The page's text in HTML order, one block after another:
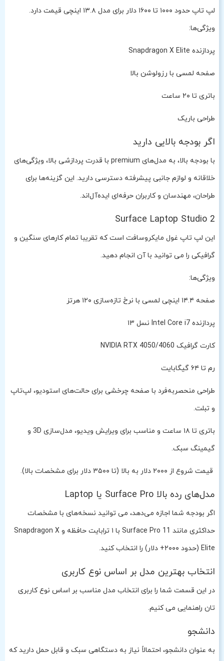
لپ تاپ حدود ۱۰۰۰ تا ۱۶۰۰ دلار برای مدل ۱۳.۸ اینچی قیمت دارد.
ویژگی‌ها:
پردازنده Snapdragon X Elite
صفحه لمسی با رزولوشن بالا
باتری تا ۲۰ ساعت
طراحی باریک
اگر بودجه بالایی دارید
با بودجه بالا، به مدل‌های premium با قدرت پردازشی بالا، ویژگی‌های
خلاقانه و لوازم جانبی پیشرفته دسترسی دارید. این گزینه‌ها برای
طراحان، مهندسان و کاربران حرفه‌ای ایده‌آل‌اند.
Surface Laptop Studio 2
این لپ تاپ غول مایکروسافت است که تقریبا تمام کارهای سنگین و
گرافیکی را می توانید با آن انجام دهید.
ویژگی‌ها:
صفحه ۱۴.۴ اینچی لمسی با نرخ تازه‌سازی ۱۲۰ هرتز
پردازنده Intel Core i7 نسل ۱۳
کارت گرافیک NVIDIA RTX 4050/4060
رم تا ۶۴ گیگابایت
طراحی منحصربه‌فرد با صفحه چرخشی برای حالت‌های استودیو، لپ‌تاپ
و تبلت.
باتری تا ۱۸ ساعت و مناسب برای ویرایش ویدیو، مدل‌سازی 3D و
گیمینگ سبک.
قیمت شروع از ۲۰۰۰ دلار به بالا (تا ۳۵۰۰ دلار برای مشخصات بالا).
مدل‌های رده بالا Surface Pro یا Laptop
اگر بودجه شما اجازه می‌دهد، می توانید نسخه‌های با مشخصات
حداکثری مانند Surface Pro 11 با ۱ ترابایت حافظه و Snapdragon X
Elite (حدود ۲۰۰۰+ دلار) را انتخاب کنید.
انتخاب بهترین مدل بر اساس نوع کاربری
در این قسمت شما را برای انتخاب مدل مناسب بر اساس نوع کاربری
تان راهنمایی می کنیم.
دانشجو
به عنوان دانشجو، احتمالاً نیاز به دستگاهی سبک و قابل حمل دارید که